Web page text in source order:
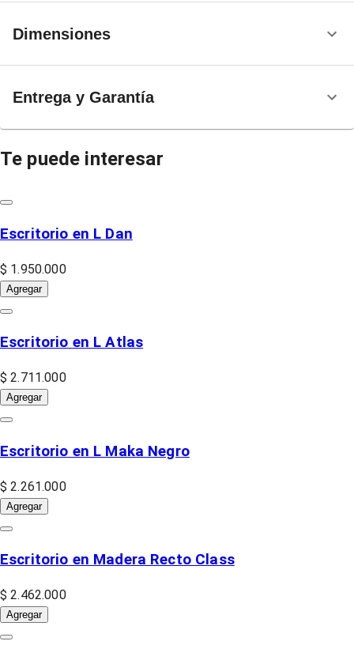
Dimensiones
Entrega y Garantía
Te puede interesar
Escritorio en L Dan
$ 1.950.000
Agregar
Escritorio en L Atlas
$ 2.711.000
Agregar
Escritorio en L Maka Negro
$ 2.261.000
Agregar
Escritorio en Madera Recto Class
$ 2.462.000
Agregar